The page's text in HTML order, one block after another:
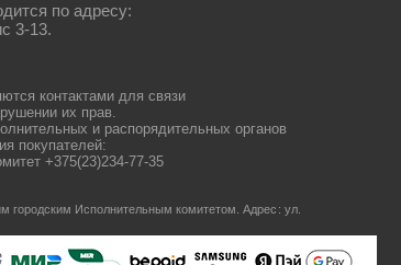
по адресу:
3-13.
контактами для связи
их прав.
и распорядительных органов
покупателей:
+375(23)234-77-35
городским Исполнительным комитетом.Адрес: ул.